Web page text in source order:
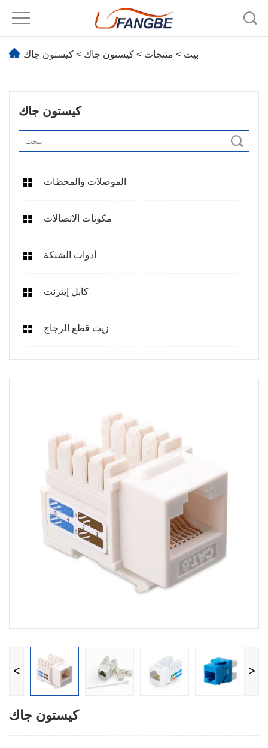
بيت > منتجات > كيستون جاك > كيستون جاك
كيستون جاك
الموصلات والمحطات
مكونات الاتصالات
أدوات الشبكة
كابل إيثرنت
زيت قطع الزجاج
< >
كيستون جاك